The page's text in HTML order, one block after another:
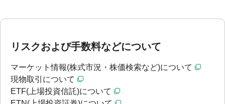
リスクおよび手数料などについて
マーケット情報(株式市況・株価検索など)について
現物取引について
ETF(上場投資信託)について